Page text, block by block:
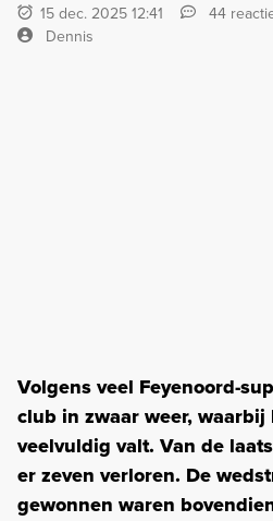
15 dec. 2025 12:41
44
Dennis
Volgens veel Feyenoord-
club in zwaar weer, waarbij
veelvuldig valt. Van de
er zeven verloren. De
gewonnen waren